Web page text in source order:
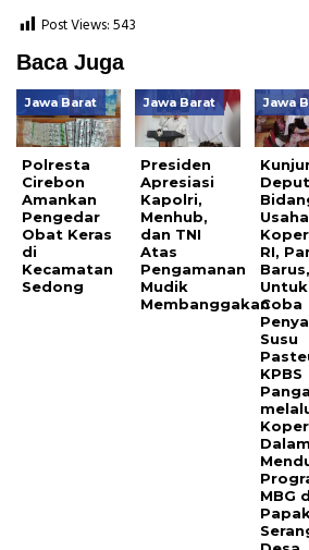
Post Views:543
Baca Juga
Jawa Barat
Polresta
Cirebon
Amankan
Pengedar
Obat Keras
di
Kecamatan
Sedong
Jawa Barat
Presiden
Apresiasi
Kapolri,
Menhub,
dan TNI
Atas
Pengamanan
Mudik
Membanggakan
Jawa
Usaha
RI,
Barus,
Untuk
Coba
Susu
KPBS
Dalam
MBG
Papak